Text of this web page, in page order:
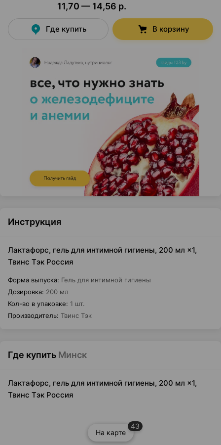
11,70 — 14,56 р.
Где купить В корзину
Инструкция
Лактафорс, гель для интимной гигиены, 200 мл ×1,
Твинс Тэк Россия
Форма выпуска: Гель для интимной гигиены
Дозировка: 200 мл
Кол-во в упаковке: 1 шт.
Производитель: Твинс Тэк
Где купить Минск
Лактафорс, гель для интимной гигиены, 200 мл ×1,
Твинс Тэк Россия
На карте
43